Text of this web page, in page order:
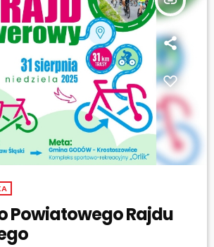
Powiatowego Rajdu